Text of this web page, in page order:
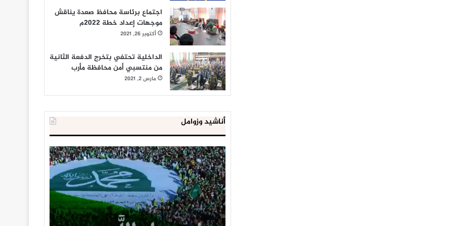
اجتماع برئاسة محافظ صعدة يناقش
موجهات إعداد خطة 2022م
أكتوبر 26, 2021
الداخلية تحتفي بتخرج الدفعة الثانية
من منتسبي أمن محافظة مأرب
مارس 2, 2021
أناشيد وزوامل
العدو
الإسرائيلي
اعتقل
543
طفلا
فلسطينيا
خلال
يناير 31, 2021
الداخلية
المصرية
إحباط
‘مخطط
كبير’
للإخوان